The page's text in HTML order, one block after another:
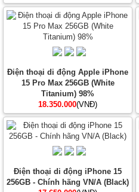
Điện thoại di động Apple iPhone
15 Pro Max 256GB (White
Titanium) 98%
18.350.000(VNĐ)
Điện thoại di động iPhone 15
256GB - Chính hãng VN/A (Black)